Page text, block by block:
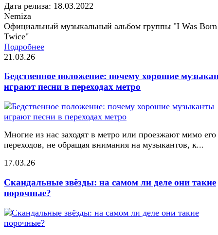
Дата релиза: 18.03.2022
Nemiza
Официальный музыкальный альбом группы "I Was Born
Twice"
Подробнее
21.03.26
Бедственное положение: почему хорошие
играют песни в переходах метро
Многие из нас заходят в метро или проезжают мимо его
переходов, не обращая внимания на музыкантов, к...
17.03.26
Скандальные звёзды: на самом ли деле они такие
порочные?